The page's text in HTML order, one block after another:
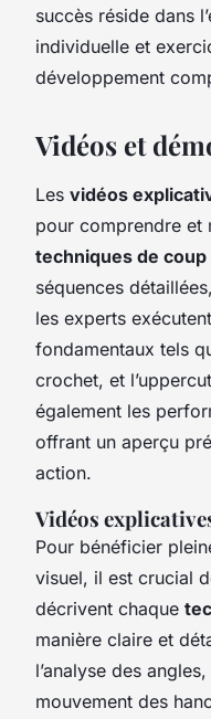
succès réside dans
individuelle et
développement
Vidéos et
Les vidéos
pour comprendre et
techniques de coup
séquences
les experts
fondamentaux tels
crochet, et
également les
offrant un aperçu
action.
Vidéos
Pour bénéficier
visuel, il est crucial
décrivent chaque
manière claire et
l’analyse des
mouvement des